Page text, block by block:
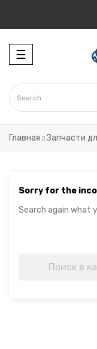
Toggle
navigation
☰
Главная Запчасти
Sorry for the
Search again what